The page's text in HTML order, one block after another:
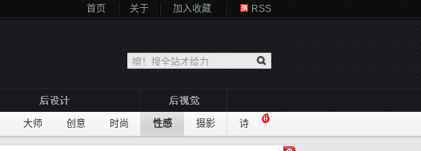
首页 关于 加入收藏 RSS
大师 创意 时尚 性感 摄影 诗